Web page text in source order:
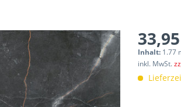
Inhalt: 1.77
inkl. MwSt.